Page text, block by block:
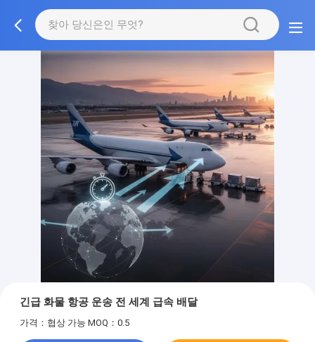
긴급 화물 항공 운송 전 세계 급속 배달
가격：협상 가능 MOQ：0.5